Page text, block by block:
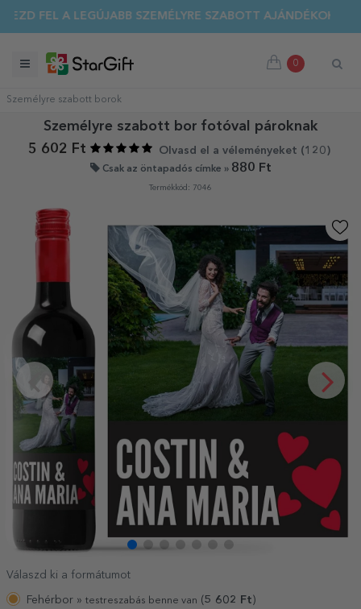
FEL A LEGÚJABB SZEMÉLYRE SZABOTT AJÁNDÉKOKAT!
0
Személyre szabott borok
Személyre szabott bor fotóval pároknak
5 602 Ft
Olvasd el a véleményeket (120 )
Csak az öntapadós címke » 880 Ft
Termékkód: 7046
Válaszd ki a formátumot
Fehérbor » testreszabás benne van (5 602 Ft )